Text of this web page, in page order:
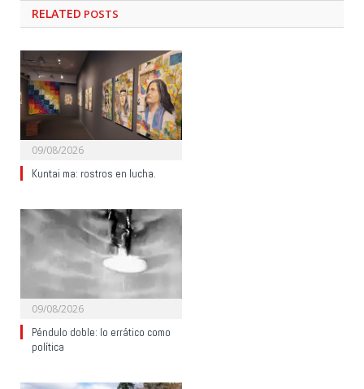
RELATED POSTS
09/08/2026
Kuntai ma: rostros en lucha.
09/08/2026
Péndulo doble: lo errático como
política